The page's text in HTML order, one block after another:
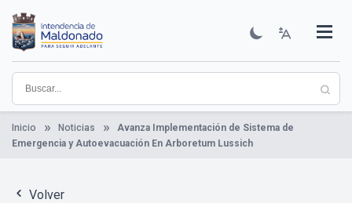
contenido
principal
Institucional
Municipios
Descubre Maldonado
Comunicación
Servicios
Guía De Trámites
Ver Noticias
Inicio Noticias
Avanza Implementación de Sistema de
Emergencia y Autoevacuación En Arboretum Lussich
Volver